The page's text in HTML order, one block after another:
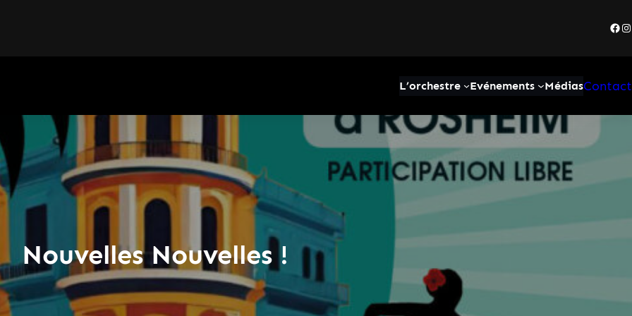
L’orchestre Evénements MédiasContact
Nouvelles Nouvelles !